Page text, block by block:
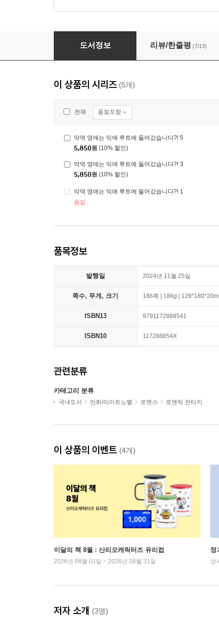
악역 영애는 익애 루트에 들어갔습니다?! 4
도서정보 리뷰/한줄평 (7/13)
이 상품의 시리즈 (5개)
전체 품절포함
악역 영애는 익애 루트에 들어갔습니다?! 5
5,850원 (10% 할인)
악역 영애는 익애 루트에 들어갔습니다?! 3
5,850원 (10% 할인)
악역 영애는 익애 루트에 들어갔습니다?! 1
품절
품목정보
발행일 2024년 11월 25일
쪽수, 무게, 크기 186쪽 | 186g |
ISBN13 9791172888541
ISBN10 117288854X
관련분류
카테고리 분류
국내도서 만화/라이트노벨 로맨스 로맨틱 판타지
이 상품의 이벤트 (4개)
이달의 책 8월 : 산리오캐릭터즈 유리컵
2026년 08월 01일 ~ 2026년 08월 31일
정
상
저자 소개 (3명)